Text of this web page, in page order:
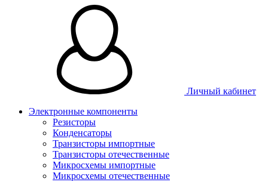
Личный кабинет
Электронные компоненты
Резисторы
Конденсаторы
Транзисторы импортные
Транзисторы отечественные
Микросхемы импортные
Микросхемы отечественные